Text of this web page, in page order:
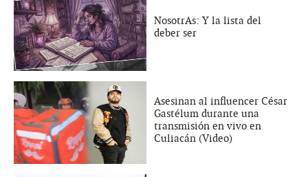
NosotrAs: Y la lista del
deber ser
Asesinan al influencer César
Gastélum durante una
transmisión en vivo en
Culiacán (Video)